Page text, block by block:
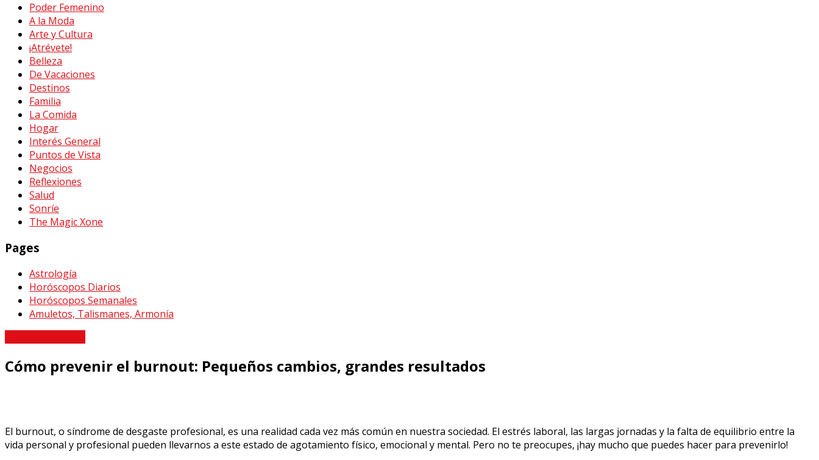
Poder Femenino
A la Moda
Arte y Cultura
¡Atrévete!
Belleza
De Vacaciones
Destinos
Familia
La Comida
Hogar
Interés General
Puntos de Vista
Negocios
Reflexiones
Salud
Sonríe
The Magic Xone
Pages
Astrología
Horóscopos Diarios
Horóscopos Semanales
Amuletos, Talismanes, Armonía
Cómo prevenir el burnout: Pequeños cambios, grandes resultados
El burnout, o síndrome de desgaste profesional, es una realidad cada vez más común en nuestra sociedad. El estrés laboral, las largas jornadas y la falta de equilibrio entre la
vida personal y profesional pueden llevarnos a este estado de agotamiento físico, emocional y mental. Pero no te preocupes, ¡hay mucho que puedes hacer para prevenirlo!